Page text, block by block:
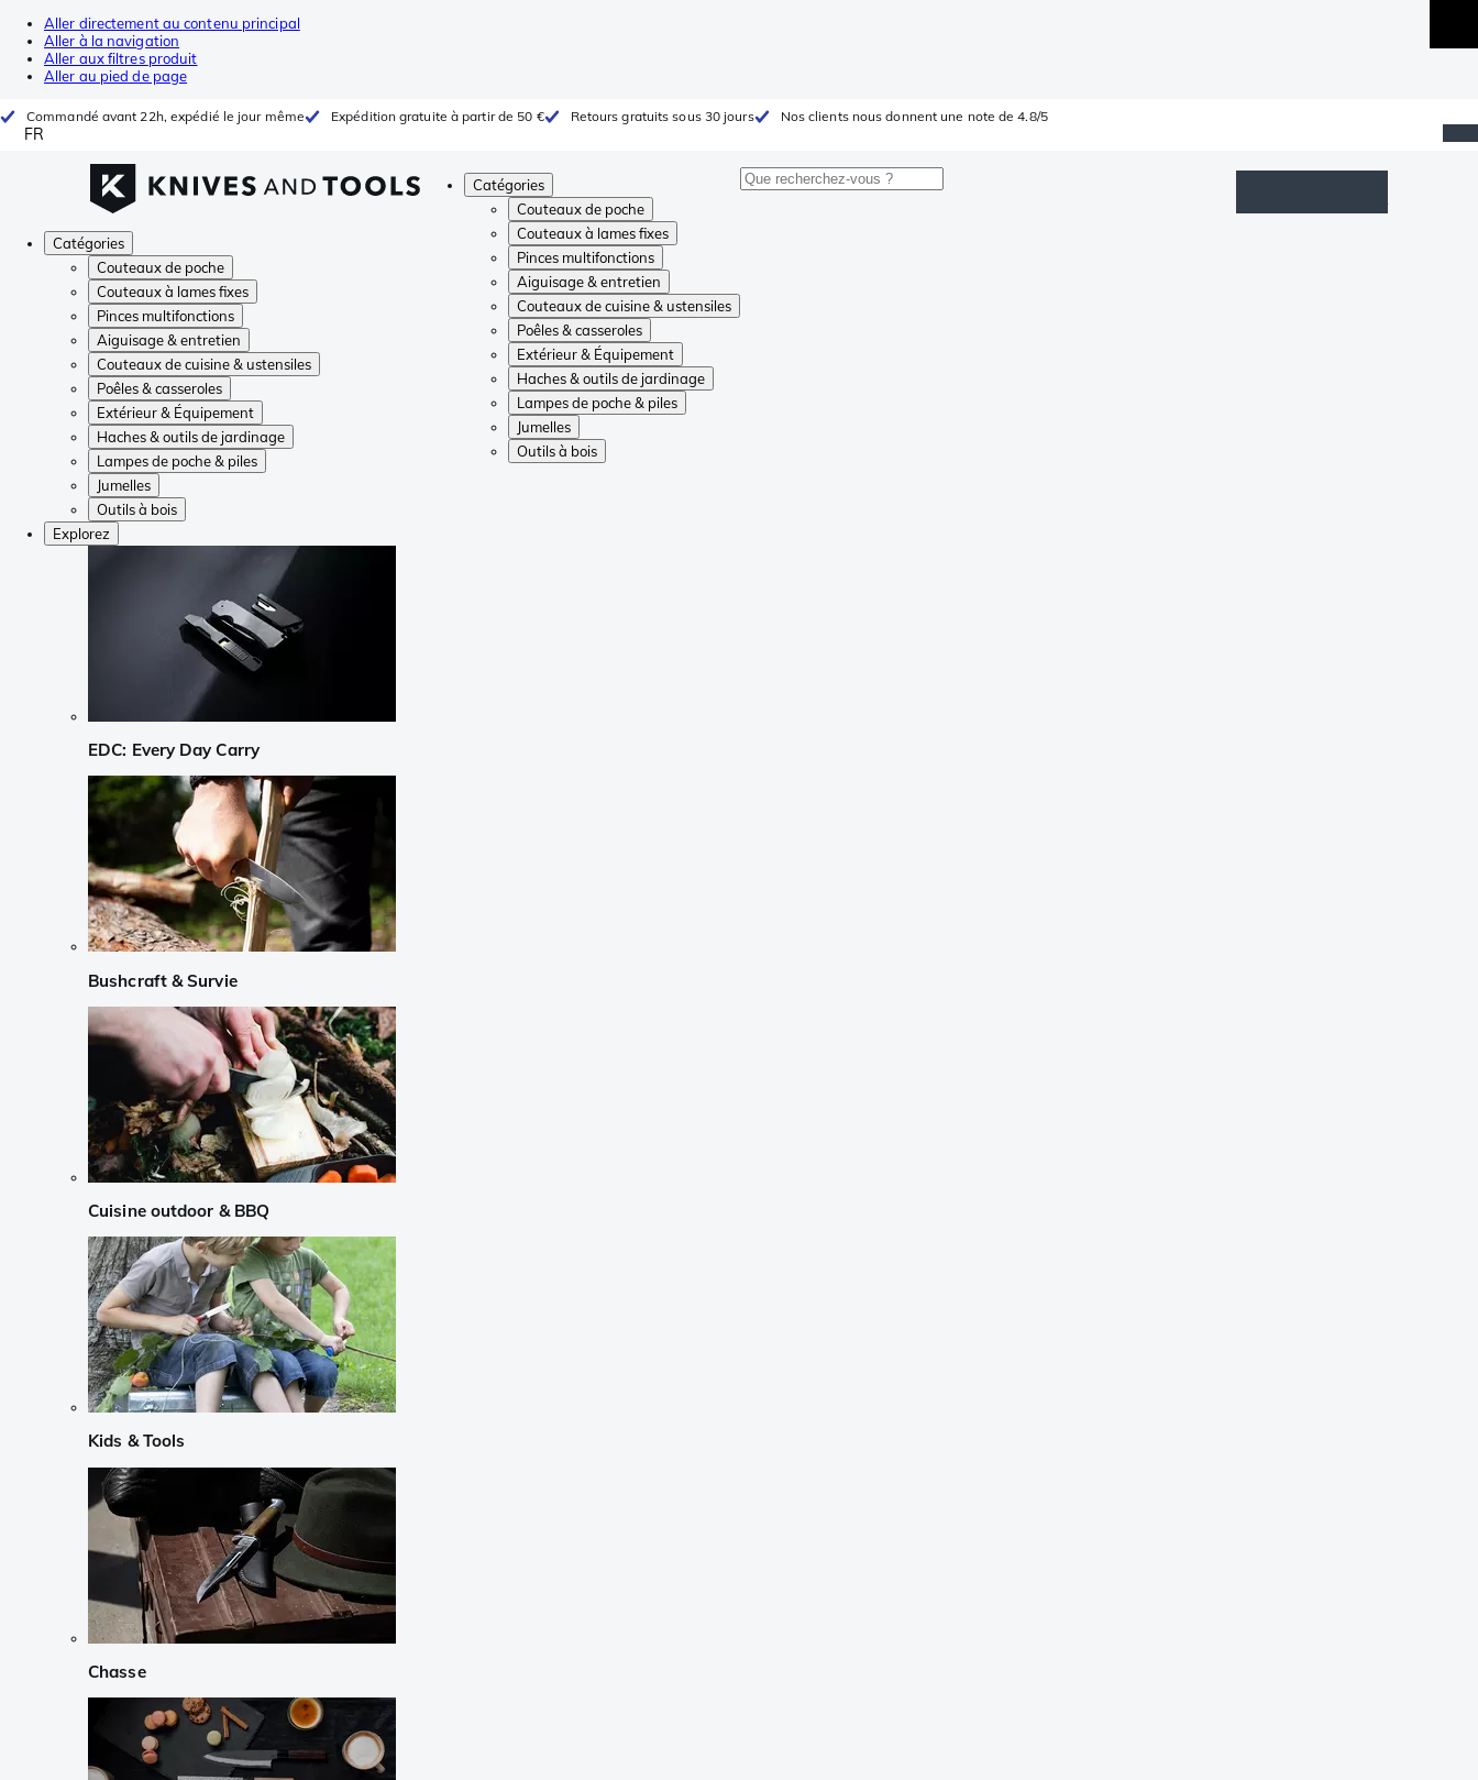
Aller directement au contenu principal
Aller à la navigation
Aller aux filtres produit
Aller au pied de page
Commandé avant 22h, expédié le jour même Expédition gratuite à partir de 50 € Retours gratuits sous 30 jours Nos clients nous donnent une note de 4.8/5
FR
Catégories
Couteaux de poche
Couteaux à lames fixes
Pinces multifonctions
Aiguisage & entretien
Couteaux de cuisine & ustensiles
Poêles & casseroles
Extérieur & Équipement
Haches & outils de jardinage
Lampes de poche & piles
Jumelles
Outils à bois
Catégories
Couteaux de poche
Couteaux à lames fixes
Pinces multifonctions
Aiguisage & entretien
Couteaux de cuisine & ustensiles
Poêles & casseroles
Extérieur & Équipement
Haches & outils de jardinage
Lampes de poche & piles
Jumelles
Outils à bois
Explorez
EDC: Every Day Carry
Bushcraft & Survie
Cuisine outdoor & BBQ
Kids & Tools
Chasse